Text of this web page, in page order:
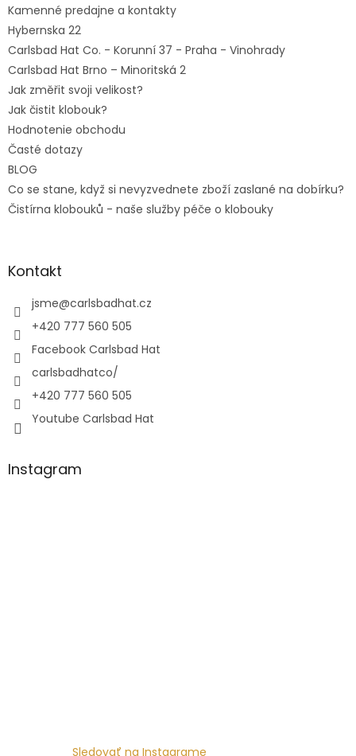
Kamenné predajne a kontakty
Hybernska 22
Carlsbad Hat Co. - Korunní 37 - Praha - Vinohrady
Carlsbad Hat Brno – Minoritská 2
Jak změřit svoji velikost?
Jak čistit klobouk?
Hodnotenie obchodu
Časté dotazy
BLOG
Co se stane, když si nevyzvednete zboží zaslané na dobírku?
Čistírna klobouků - naše služby péče o klobouky
Kontakt
jsme@carlsbadhat.cz
+420 777 560 505
Facebook Carlsbad Hat
carlsbadhatco/
+420 777 560 505
Youtube Carlsbad Hat
Instagram
Sledovať na Instagrame